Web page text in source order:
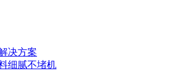
决方案
细腻不堵机